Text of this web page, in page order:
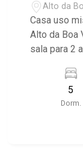
Alto da
Casa uso
Alto da Boa Vista. - 5 dormitórios
sala para 2
com
Garagem
serviço; -
5
Dorm.